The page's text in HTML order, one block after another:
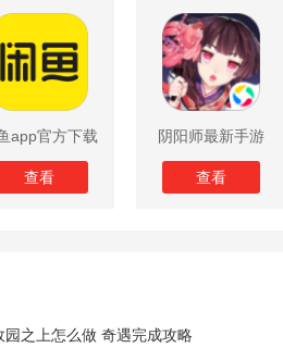
app官方下载
查看
阴阳师最新手游
版
查看
园之上怎么做 奇遇完成攻略